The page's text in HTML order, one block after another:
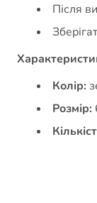
Після
Колір:
Розмір: